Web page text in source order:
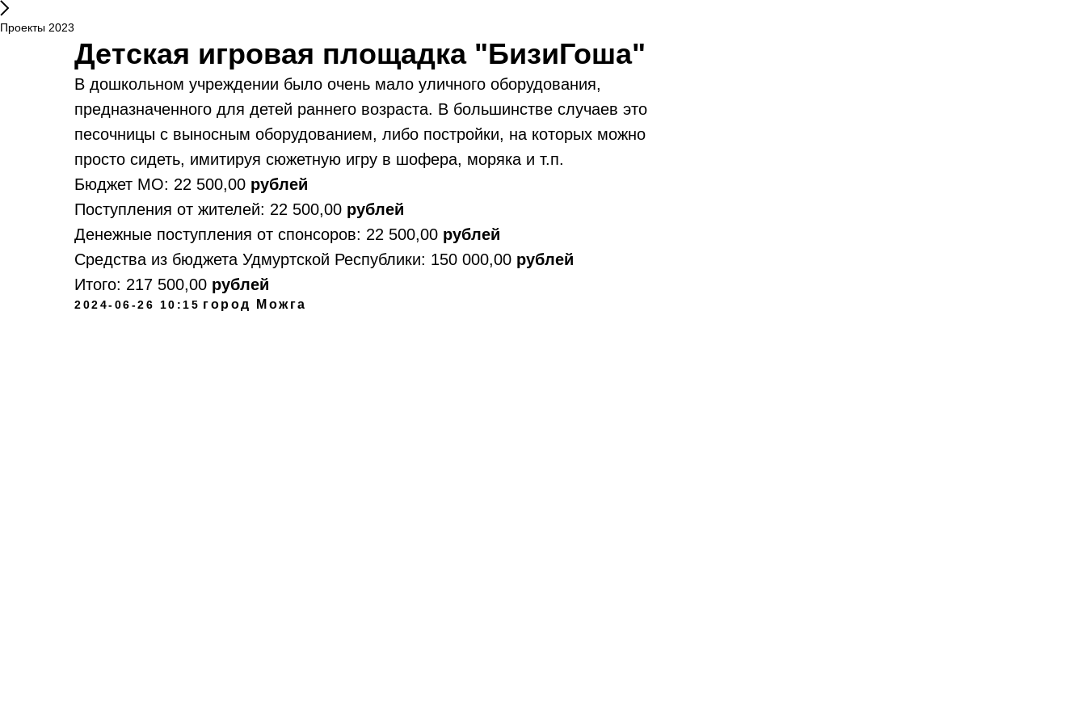
Проекты 2023
Детская игровая площадка "БизиГоша"
В дошкольном учреждении было очень мало уличного оборудования,
предназначенного для детей раннего возраста. В большинстве случаев это
песочницы с выносным оборудованием, либо постройки, на которых можно
просто сидеть, имитируя сюжетную игру в шофера, моряка и т.п.
Бюджет МО: 22 500,00 рублей
Поступления от жителей: 22 500,00 рублей
Денежные поступления от спонсоров: 22 500,00 рублей
Средства из бюджета Удмуртской Республики: 150 000,00 рублей
Итого: 217 500,00 рублей
2024-06-26 10:15 город Можга